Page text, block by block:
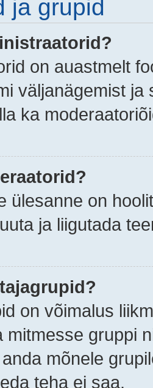
ja grupid
on auastmelt
väljanägemist
ka
ülesanne on
ja liigutada
on võimalus
mitmesse gruppi
mõnele
teha ei saa.